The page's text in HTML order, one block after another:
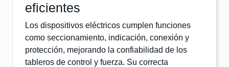
eficientes
Los dispositivos eléctricos cumplen funciones
como seccionamiento, indicación, conexión y
protección, mejorando la confiabilidad de los
tableros de control y fuerza. Su correcta